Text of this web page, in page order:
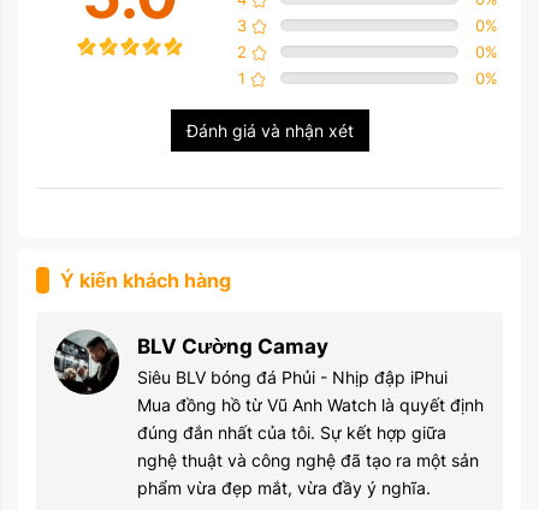
3
0%
2
0%
1
0%
Đánh giá và nhận xét
Ý kiến khách hàng
BLV Cường Camay
Siêu BLV bóng đá Phủi - Nhịp đập iPhui
Mua đồng hồ từ Vũ Anh Watch là quyết định
đúng đắn nhất của tôi. Sự kết hợp giữa
nghệ thuật và công nghệ đã tạo ra một sản
phẩm vừa đẹp mắt, vừa đầy ý nghĩa.